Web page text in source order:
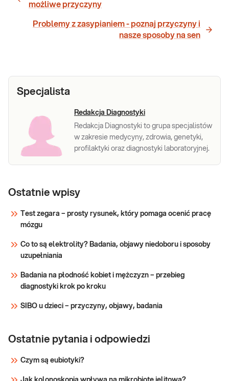
możliwe przyczyny
Problemy z zasypianiem - poznaj przyczyny i
nasze sposoby na sen
Specjalista
Redakcja Diagnostyki
Redakcja Diagnostyki to grupa specjalistów
w zakresie medycyny, zdrowia, genetyki,
profilaktyki oraz diagnostyki laboratoryjnej.
Ostatnie wpisy
Test zegara – prosty rysunek, który pomaga ocenić pracę
mózgu
Co to są elektrolity? Badania, objawy niedoboru i sposoby
uzupełniania
Badania na płodność kobiet i mężczyzn – przebieg
diagnostyki krok po kroku
SIBO u dzieci – przyczyny, objawy, badania
Ostatnie pytania i odpowiedzi
Czym są eubiotyki?